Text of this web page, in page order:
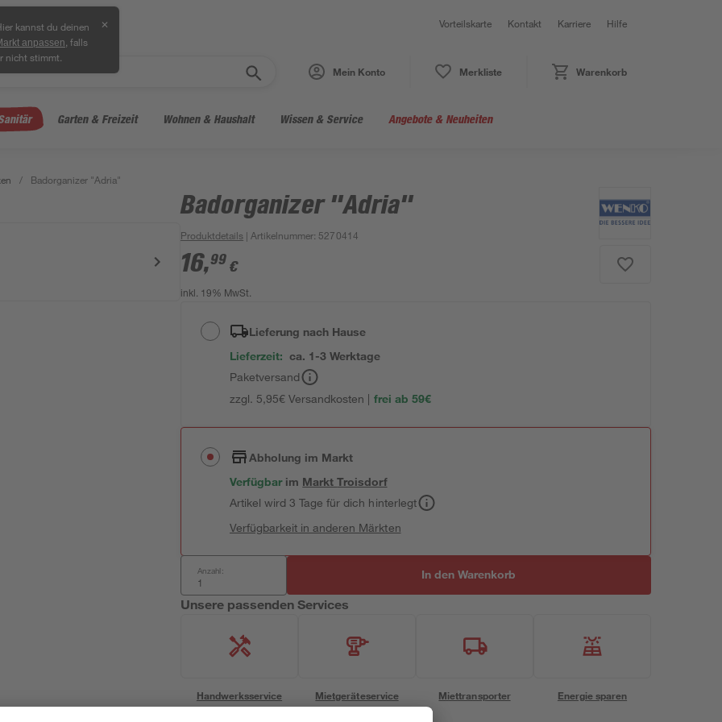
kannst du deinen
anpassen , falls
nicht stimmt.
✕ Vorteilskarte Kontakt Karriere Hilfe
Mein Konto Merkliste Warenkorb
Garten & Freizeit Wohnen & Haushalt Wissen & Service Angebote & Neuheiten
/ Badorganizer "Adria"
Badorganizer "Adria"
Produktdetails | Artikelnummer: 5270414
16,99 €
inkl. 19% MwSt.
Lieferung nach Hause
Lieferzeit: ca. 1-3 Werktage
Paketversand
zzgl. 5,95€ Versandkosten | frei ab 59€
Abholung im Markt
Verfügbar im MarktTroisdorf
Artikel wird 3 Tage für dich hinterlegt
Verfügbarkeit in anderen Märkten
Anzahl: In den Warenkorb
Unsere passenden Services
Handwerksservice Mietgeräteservice Miettransporter Energie sparen